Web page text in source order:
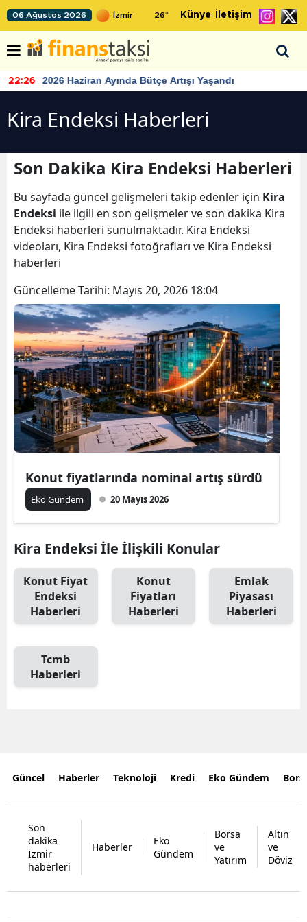
06 Ağustos 2026 26° Künye İletişim
22:26 2026 Haziran Ayında Bütçe Artışı Yaşandı
Kira Endeksi Haberleri
Son Dakika Kira Endeksi Haberleri
Bu sayfada güncel gelişmeleri takip edenler için Kira
Endeksi ile ilgili en son gelişmeler ve son dakika Kira
Endeksi haberleri sunulmaktadır. Kira Endeksi
videoları, Kira Endeksi fotoğrafları ve Kira Endeksi
haberleri
Güncelleme Tarihi: Mayıs 20, 2026 18:04
Konut fiyatlarında nominal artış sürdü
Eko Gündem 20 Mayıs 2026
Kira Endeksi İle İlişkili Konular
Konut Fiyat
Endeksi
Haberleri
Konut
Fiyatları
Haberleri
Emlak
Piyasası
Haberleri
Tcmb
Haberleri
Güncel Haberler Teknoloji Kredi Eko Gündem
Son
dakika
İzmir
haberleri
Haberler
Eko
Gündem
Borsa
ve
Yatırım
Altın
ve
Döviz